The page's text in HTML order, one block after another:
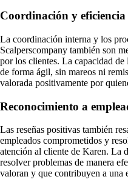
Coordinación y
La coordinación interna y los
Scalperscompany también son
por los clientes. La capacidad de
de forma ágil, sin mareos ni
valorada positivamente por
Reconocimiento a
Las reseñas positivas también
empleados comprometidos y
atención al cliente de Karen. La
resolver problemas de manera
valoran y que contribuyen a una